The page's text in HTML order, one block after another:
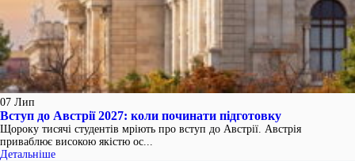
07 Лип
Вступ до Австрії 2027: коли починати підготовку
Щороку тисячі студентів мріють про вступ до Австрії. Австрія
приваблює високою якістю ос...
Детальніше